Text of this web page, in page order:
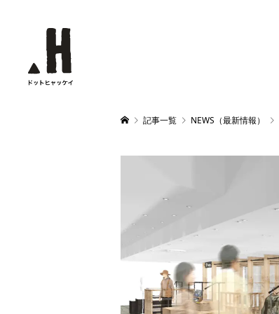
記事一覧 NEWS（最新情報）